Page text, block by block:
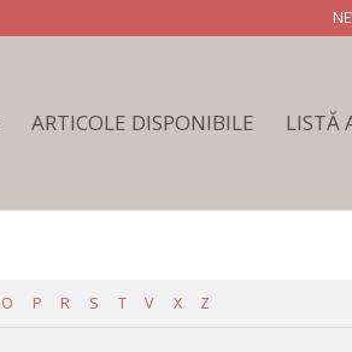
ARTICOLE DISPONIBILE LISTĂ
O P R S T V X Z